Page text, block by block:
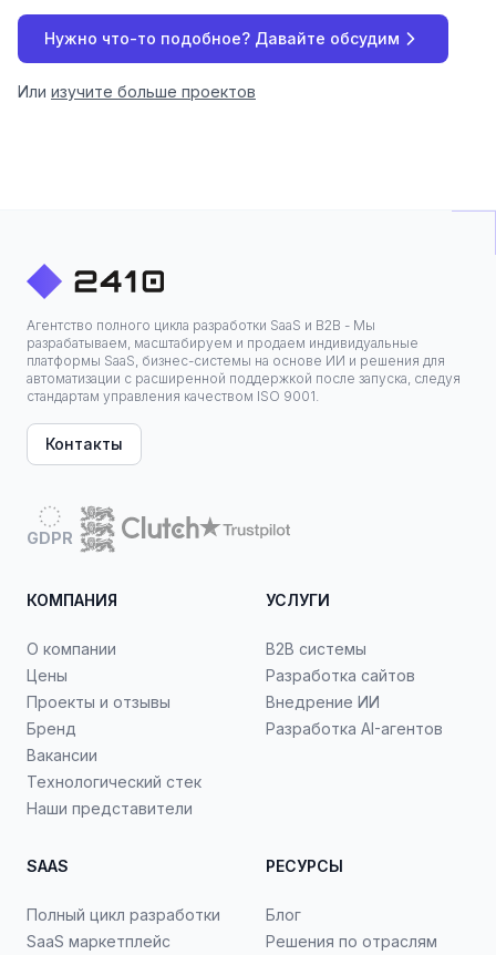
Нужно что-то подобное? Давайте обсудим
Или изучите больше проектов
Агентство полного цикла разработки SaaS и B2B - Мы
разрабатываем, масштабируем и продаем индивидуальные
платформы SaaS, бизнес-системы на основе ИИ и решения для
автоматизации с расширенной поддержкой после запуска, следуя
стандартам управления качеством ISO 9001.
Контакты
GDPR
КОМПАНИЯ
О компании
Цены
Проекты и отзывы
Бренд
Вакансии
Технологический стек
Наши представители
УСЛУГИ
B2B системы
Разработка сайтов
Внедрение ИИ
Разработка AI-агентов
SAAS
Полный цикл разработки
SaaS маркетплейс
РЕСУРСЫ
Блог
Решения по отраслям